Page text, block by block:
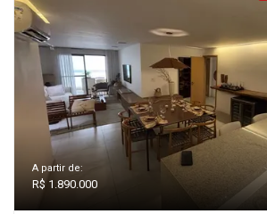
A partir de:
R$ 1.890.000